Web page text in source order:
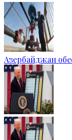
Азербайджан